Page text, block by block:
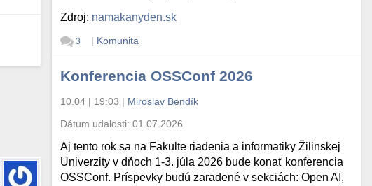
Zdroj: namakanyden.sk
3 | Komunita
Konferencia OSSConf 2026
10.04 | 19:03 | Miroslav Bendík
Dátum udalosti:01.07.2026
Aj tento rok sa na Fakulte riadenia a informatiky Žilinskej
Univerzity v dňoch 1-3. júla 2026 bude konať konferencia
OSSConf. Príspevky budú zaradené v sekciách: Open AI,